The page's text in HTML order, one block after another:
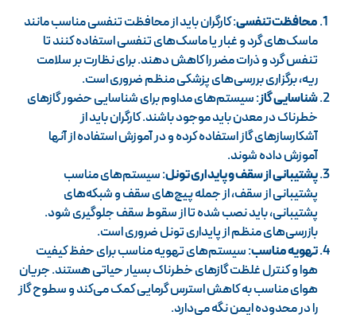
محافظت تنفسی: کارگران باید از محافظت تنفسی مناسب مانند
ماسک‌های گرد و غبار یا ماسک‌های تنفسی استفاده کنند تا
تنفس گرد و ذرات مضر را کاهش دهند. برای نظارت بر سلامت
ریه، برگزاری بررسی‌های پزشکی منظم ضروری است.
شناسایی گاز: سیستم‌های مداوم برای شناسایی حضور گازهای
خطرناک در معدن باید موجود باشند. کارگران باید از
آشکارسازهای گاز استفاده کرده و در آموزش استفاده از آنها
آموزش داده شوند.
پشتیبانی از سقف و پایداری تونل: سیستم‌های مناسب
پشتیبانی از سقف، از جمله پیچ‌های سقف و شبکه‌های
پشتیبانی، باید نصب شده تا از سقوط سقف جلوگیری شود.
بازرسی‌های منظم از پایداری تونل ضروری است.
تهویه مناسب: سیستم‌های تهویه مناسب برای حفظ کیفیت
هوا و کنترل غلظت گازهای خطرناک بسیار حیاتی هستند. جریان
هوای مناسب به کاهش استرس گرمایی کمک می‌کند و سطوح گاز
را در محدوده ایمن نگه می‌دارد.